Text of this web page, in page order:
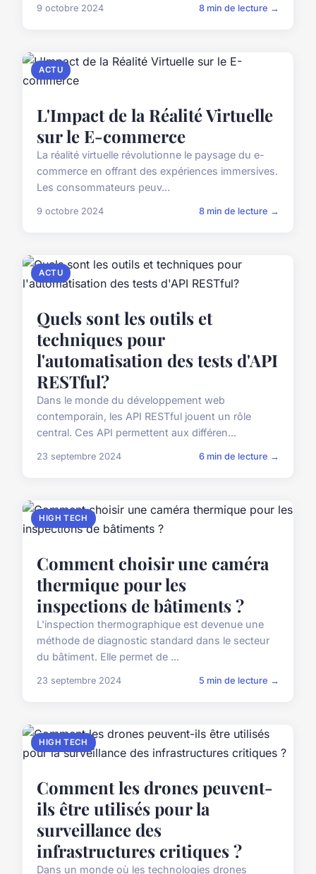
9 octobre 2024 8 min de lecture →
ACTU
L'Impact de la Réalité Virtuelle
sur le E-commerce
La réalité virtuelle révolutionne le paysage du e-
commerce en offrant des expériences immersives.
Les consommateurs peuv...
9 octobre 2024 8 min de lecture →
ACTU
Quels sont les outils et
techniques pour
l'automatisation des tests d'API
RESTful?
Dans le monde du développement web
contemporain, les API RESTful jouent un rôle
central. Ces API permettent aux différen...
23 septembre 2024 6 min de lecture →
HIGH TECH
Comment choisir une caméra
thermique pour les
inspections de bâtiments ?
L'inspection thermographique est devenue une
méthode de diagnostic standard dans le secteur
du bâtiment. Elle permet de ...
23 septembre 2024 5 min de lecture →
HIGH TECH
Comment les drones peuvent-
ils être utilisés pour la
surveillance des
infrastructures critiques ?
Dans un monde où les technologies drones